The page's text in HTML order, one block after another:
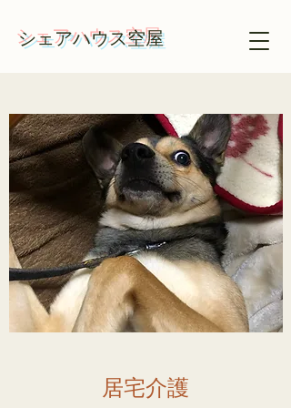
​​シェアハウス空屋
​​居宅介護